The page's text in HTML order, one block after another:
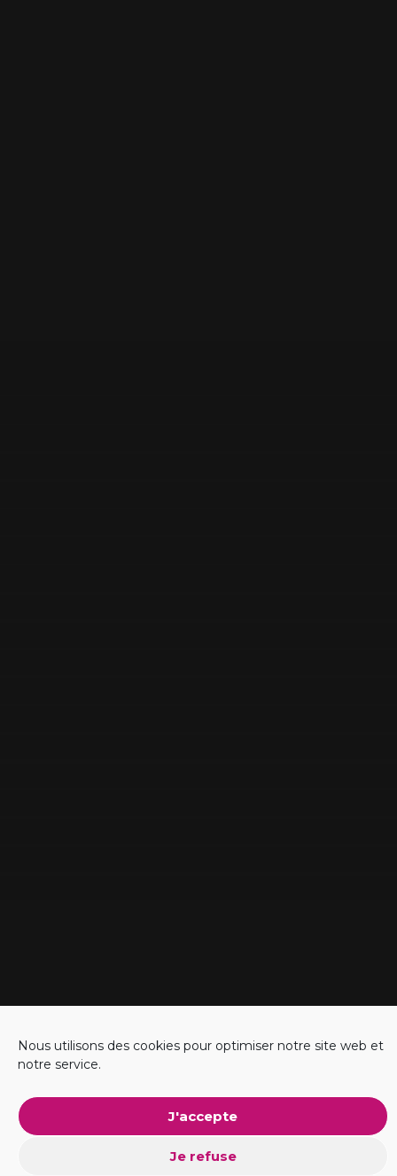
Nous utilisons des cookies pour optimiser notre site web et
notre service.
J'accepte
Je refuse
#Business Explorer l'ADN